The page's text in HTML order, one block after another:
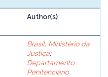
Author(s)
Brasil. Ministério da
Justiça;
Departamento
Penitenciário